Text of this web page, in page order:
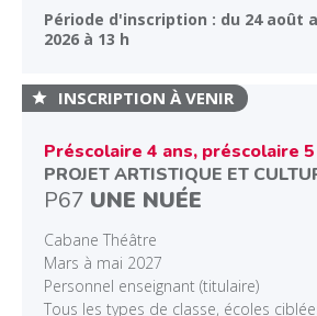
Période d'inscription : du 24 août
2026 à 13 h
Préscolaire 4 ans, préscolaire
PROJET ARTISTIQUE ET
P67 UNE NUÉE
Cabane Théâtre
Mars à mai 2027
Personnel enseignant (titulaire)
Tous les types de classe, écoles
INSCRIPTION À VENIR